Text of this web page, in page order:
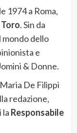
1974 a Roma,
. Sin da
dello
e
& Donne.
De Filippi
redazione,
la Responsabile